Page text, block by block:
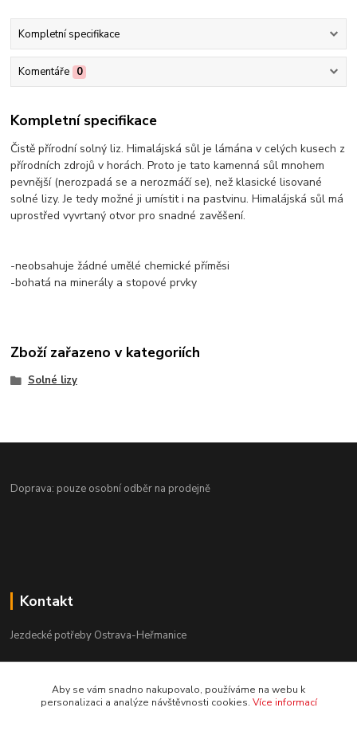
Kompletní specifikace
Komentáře 0
Kompletní specifikace
Čistě přírodní solný liz. Himalájská sůl je lámána v celých kusech z
přírodních zdrojů v horách. Proto je tato kamenná sůl mnohem
pevnější (nerozpadá se a nerozmáčí se), než klasické lisované
solné lizy. Je tedy možné ji umístit i na pastvinu. Himalájská sůl má
uprostřed vyvrtaný otvor pro snadné zavěšení.
-neobsahuje žádné umělé chemické příměsi
-bohatá na minerály a stopové prvky
Zboží zařazeno v kategoriích
Solné lizy
Doprava: pouze osobní odběr na prodejně
Kontakt
Jezdecké potřeby Ostrava-Heřmanice
Po-Pá 9:30 - 17:30
Aby se vám snadno nakupovalo, používáme na webu k
personalizaci a analýze návštěvnosti cookies. Více informací